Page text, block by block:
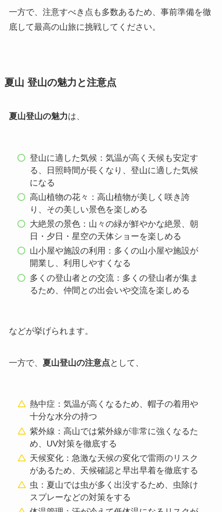
一方で、注意すべき点も多数あるため、事前準備を徹
底して最高の山旅に挑戦してください。
夏山 登山の魅力と注意点
夏山登山の魅力は、
登山に適した気候：気温が高く天候も安定す
る、日照時間が長くなり、登山に適した気候
になる
高山植物の花々：高山植物が美しく咲き誇
り、その美しい景色を楽しめる
大絶景の景色：山々の緑が鮮やかな絶景、朝
日・夕日・星空の天体ショーを楽しめる
山小屋や施設の利用：多くの山小屋や施設が
開業し、利用しやすくなる
多くの登山者との交流：多くの登山者が集ま
るため、仲間との出会いや交流を楽しめる
などが挙げられます。
一方で、 夏山登山の注意点 として、
熱中症：気温が高くなるため、帽子の着用や
十分な水分の持つ
紫外線：高山では紫外線が非常に強くなるた
め、UV対策を徹底する
天候変化：急激な天候の変化で雷雨のリスク
があるため、天候確認と早出早着を徹底する
虫：夏山では虫が多く出没するため、虫除け
スプレーなどの対策をする